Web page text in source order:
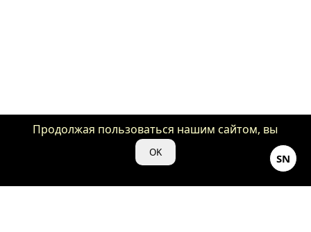
SN
Продолжая пользоваться нашим сайтом, вы
даете нам свое согласие на использование
файлов cookie для аналитики и рекламы.
OK